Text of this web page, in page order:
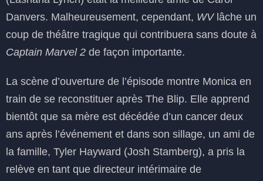
Danvers. Malheureusement, cependant, WVlâche un
coup de théâtre tragique qui contribuera sans doute à
Captain Marvel 2 de façon importante.
La scène d’ouverture de l’épisode montre Monica en
train de se reconstituer après The Blip. Elle apprend
bientôt que sa mère est décédée d’un cancer deux
ans après l’événement et dans son sillage, un ami de
la famille, Tyler Hayward (Josh Stamberg), a pris la
relève en tant que directeur intérimaire de